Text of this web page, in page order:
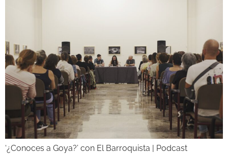
‘¿Conoces a Goya?’ con El Barroquista | Podcast